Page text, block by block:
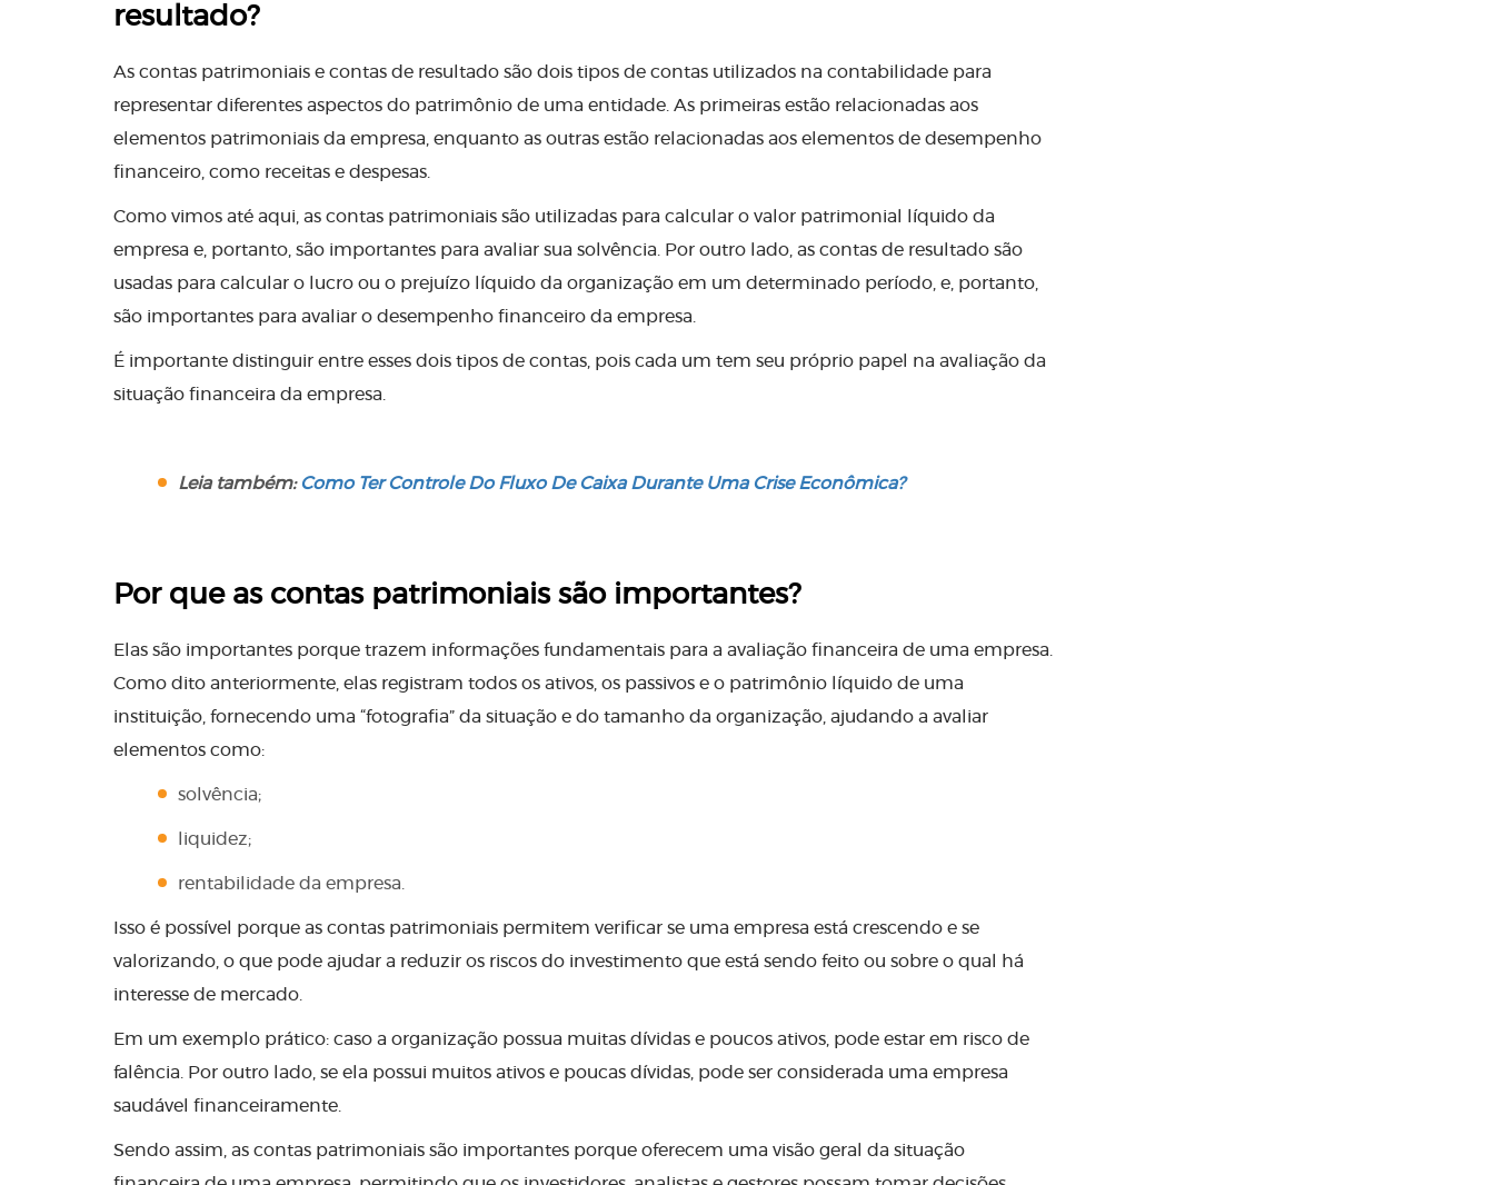
resultado?
As contas patrimoniais e contas de resultado são dois tipos de contas utilizados na contabilidade para
representar diferentes aspectos do patrimônio de uma entidade. As primeiras estão relacionadas aos
elementos patrimoniais da empresa, enquanto as outras estão relacionadas aos elementos de desempenho
financeiro, como receitas e despesas.
Como vimos até aqui, as contas patrimoniais são utilizadas para calcular o valor patrimonial líquido da
empresa e, portanto, são importantes para avaliar sua solvência. Por outro lado, as contas de resultado são
usadas para calcular o lucro ou o prejuízo líquido da organização em um determinado período, e, portanto,
são importantes para avaliar o desempenho financeiro da empresa.
É importante distinguir entre esses dois tipos de contas, pois cada um tem seu próprio papel na avaliação da
situação financeira da empresa.
Leia também:Como Ter Controle Do Fluxo De Caixa Durante Uma Crise Econômica?
Por que as contas patrimoniais são importantes?
Elas são importantes porque trazem informações fundamentais para a avaliação financeira de uma empresa.
Como dito anteriormente, elas registram todos os ativos, os passivos e o patrimônio líquido de uma
instituição, fornecendo uma “fotografia” da situação e do tamanho da organização, ajudando a avaliar
elementos como:
solvência;
liquidez;
rentabilidade da empresa.
Isso é possível porque as contas patrimoniais permitem verificar se uma empresa está crescendo e se
valorizando, o que pode ajudar a reduzir os riscos do investimento que está sendo feito ou sobre o qual há
interesse de mercado.
Em um exemplo prático: caso a organização possua muitas dívidas e poucos ativos, pode estar em risco de
falência. Por outro lado, se ela possui muitos ativos e poucas dívidas, pode ser considerada uma empresa
saudável financeiramente.
Sendo assim, as contas patrimoniais são importantes porque oferecem uma visão geral da situação